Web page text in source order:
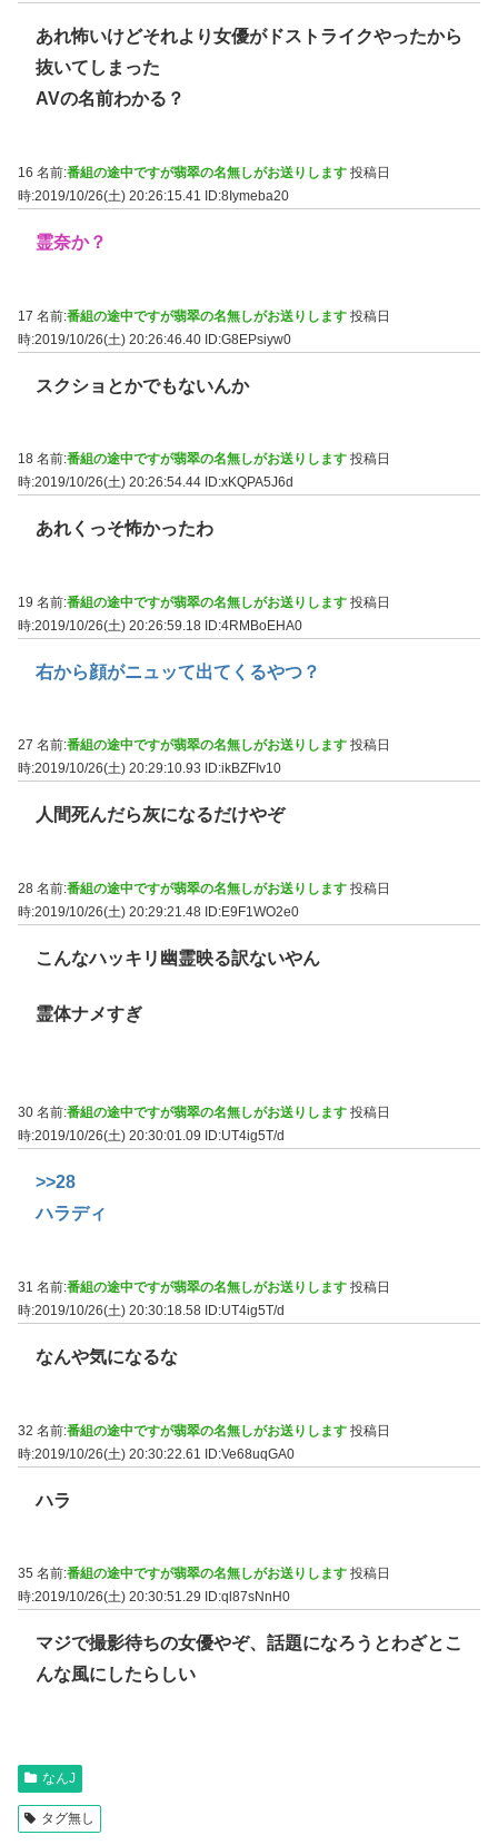
あれ怖いけどそれより女優がドストライクやったから
抜いてしまった
AVの名前わかる？
16 名前:番組の途中ですが翡翠の名無しがお送りします 投稿日
時:2019/10/26(土) 20:26:15.41
ID:8Iymeba20
霊奈か？
17 名前:番組の途中ですが翡翠の名無しがお送りします 投稿日
時:2019/10/26(土) 20:26:46.40 ID:G8EPsiyw0
スクショとかでもないんか
18 名前:番組の途中ですが翡翠の名無しがお送りします 投稿日
時:2019/10/26(土) 20:26:54.44 ID:xKQPA5J6d
あれくっそ怖かったわ
19 名前:番組の途中ですが翡翠の名無しがお送りします 投稿日
時:2019/10/26(土) 20:26:59.18 ID:4RMBoEHA0
右から顔がニュッて出てくるやつ？
27 名前:番組の途中ですが翡翠の名無しがお送りします 投稿日
時:2019/10/26(土) 20:29:10.93
ID:ikBZFIv10
人間死んだら灰になるだけやぞ
28 名前:番組の途中ですが翡翠の名無しがお送りします 投稿日
時:2019/10/26(土) 20:29:21.48 ID:E9F1WO2e0
こんなハッキリ幽霊映る訳ないやん
霊体ナメすぎ
30 名前:番組の途中ですが翡翠の名無しがお送りします 投稿日
時:2019/10/26(土) 20:30:01.09
ID:UT4ig5T/d
>>28
ハラディ
31 名前:番組の途中ですが翡翠の名無しがお送りします 投稿日
時:2019/10/26(土) 20:30:18.58 ID:UT4ig5T/d
なんや気になるな
32 名前:番組の途中ですが翡翠の名無しがお送りします 投稿日
時:2019/10/26(土) 20:30:22.61 ID:Ve68uqGA0
ハラ
35 名前:番組の途中ですが翡翠の名無しがお送りします 投稿日
時:2019/10/26(土) 20:30:51.29
ID:ql87sNnH0
マジで撮影待ちの女優やぞ、話題になろうとわざとこ
んな風にしたらしい
なんJ
タグ無し